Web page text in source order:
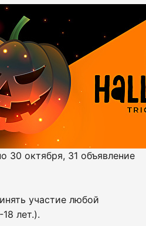
30 октября, 31 объявление
участие любой
лет.).